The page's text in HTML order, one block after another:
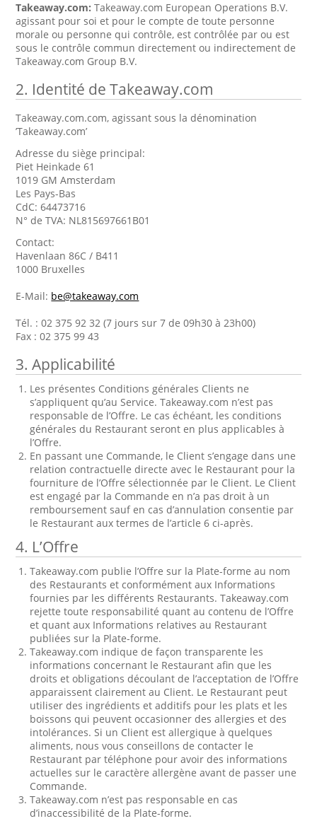
Takeaway.com:Takeaway.com European Operations B.V.
agissant pour soi et pour le compte de toute personne
morale ou personne qui contrôle, est contrôlée par ou est
sous le contrôle commun directement ou indirectement de
Takeaway.com Group B.V.
2. Identité de Takeaway.com
Takeaway.com.com, agissant sous la dénomination
’Takeaway.com’
Adresse du siège principal:
Piet Heinkade 61
1019 GM Amsterdam
Les Pays-Bas
CdC: 64473716
N° de TVA: NL815697661B01
Contact:
Havenlaan 86C / B411
1000 Bruxelles
E-Mail: be@takeaway.com
Tél. : 02 375 92 32 (7 jours sur 7 de 09h30 à 23h00)
Fax : 02 375 99 43
3. Applicabilité
Les présentes Conditions générales Clients ne
s’appliquent qu’au Service. Takeaway.com n’est pas
responsable de l’Offre. Le cas échéant, les conditions
générales du Restaurant seront en plus applicables à
l’Offre.
En passant une Commande, le Client s’engage dans une
relation contractuelle directe avec le Restaurant pour la
fourniture de l’Offre sélectionnée par le Client. Le Client
est engagé par la Commande en n’a pas droit à un
remboursement sauf en cas d’annulation consentie par
le Restaurant aux termes de l’article 6 ci-après.
4. L’Offre
Takeaway.com publie l’Offre sur la Plate-forme au nom
des Restaurants et conformément aux Informations
fournies par les différents Restaurants. Takeaway.com
rejette toute responsabilité quant au contenu de l’Offre
et quant aux Informations relatives au Restaurant
publiées sur la Plate-forme.
Takeaway.com indique de façon transparente les
informations concernant le Restaurant afin que les
droits et obligations découlant de l’acceptation de l’Offre
apparaissent clairement au Client. Le Restaurant peut
utiliser des ingrédients et additifs pour les plats et les
boissons qui peuvent occasionner des allergies et des
intolérances. Si un Client est allergique à quelques
aliments, nous vous conseillons de contacter le
Restaurant par téléphone pour avoir des informations
actuelles sur le caractère allergène avant de passer une
Commande.
Takeaway.com n’est pas responsable en cas
d’inaccessibilité de la Plate-forme.